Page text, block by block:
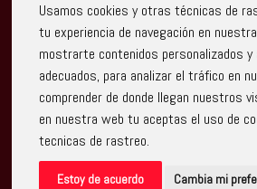
Usamos cookies y otras técnicas de
tu experiencia de navegación en
mostrarte contenidos personalizados y
adecuados, para analizar el tráfico en
comprender de donde llegan nuestros
en nuestra web tu aceptas el uso de
tecnicas de rastreo.
Estoy de acuerdo Cambia mi
Escuela Arte Granada ha recibido
Europea con cargo al Programa
2014-2020, financiada como parte
a la pandemia de COVID-19
sobrecoste energético de gas
y autónomos especialmente
los precios del gas natural y la
impacto de la guerra de agresión de